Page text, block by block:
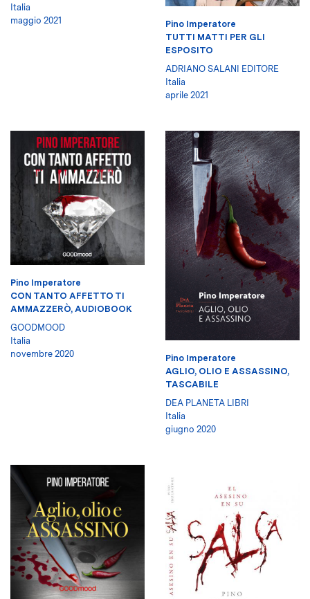
Italia
maggio 2021
Pino Imperatore
TUTTI MATTI PER GLI
ESPOSITO
ADRIANO SALANI EDITORE
Italia
aprile 2021
Pino Imperatore
CON TANTO AFFETTO TI
AMMAZZERÒ, AUDIOBOOK
GOODMOOD
Italia
novembre 2020
Pino Imperatore
AGLIO, OLIO E ASSASSINO,
TASCABILE
DEA PLANETA LIBRI
Italia
giugno 2020